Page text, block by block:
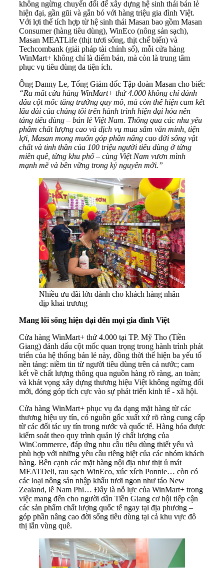
không ngừng chuyển đổi để xây dựng hệ sinh thái bán lẻ
hiện đại, gần gũi và gắn bó với hàng triệu gia đình Việt.
Với lợi thế tích hợp từ hệ sinh thái Masan bao gồm Masan
Consumer (hàng tiêu dùng), WinEco (nông sản sạch),
Masan MEATLife (thịt tươi sống, thịt chế biến) và
Techcombank (giải pháp tài chính số), mỗi cửa hàng
WinMart+ không chỉ là điểm bán, mà còn là trung tâm
phục vụ tiêu dùng đa tiện ích.
Ông Danny Le, Tổng Giám đốc Tập đoàn Masan cho biết:
“Ra mắt cửa hàng WinMart+ thứ 4.000 không chỉ đánh
dấu cột mốc tăng trưởng quy mô, mà còn thể hiện cam kết
lâu dài của chúng tôi trên hành trình hiện đại hóa nền
tảng tiêu dùng – bán lẻ Việt Nam. Thông qua các nhu yếu
phẩm chất lượng cao và dịch vụ mua sắm văn minh, tiện
lợi, Masan mong muốn góp phần nâng cao đời sống vật
chất và tinh thần của 100 triệu người tiêu dùng ở từng
miền quê, từng khu phố – cùng Việt Nam vươn mình
mạnh mẽ và bền vững trong kỷ nguyên mới.”
Nhiều ưu đãi lớn dành cho khách hàng nhân
dịp khai trương
Mang lối sống hiện đại đến mọi gia đình Việt
Cửa hàng WinMart+ thứ 4.000 tại TP. Mỹ Tho (Tiền
Giang) đánh dấu cột mốc quan trọng trong hành trình phát
triển của hệ thống bán lẻ này, đồng thời thể hiện ba yếu tố
nền tảng: niềm tin từ người tiêu dùng trên cả nước; cam
kết về chất lượng thông qua nguồn hàng rõ ràng, an toàn;
và khát vọng xây dựng thương hiệu Việt không ngừng đổi
mới, đóng góp tích cực vào sự phát triển kinh tế - xã hội.
Cửa hàng WinMart+ phục vụ đa dạng mặt hàng từ các
thương hiệu uy tín, có nguồn gốc xuất xứ rõ ràng cung cấp
từ các đối tác uy tín trong nước và quốc tế. Hàng hóa được
kiểm soát theo quy trình quản lý chất lượng của
WinCommerce, đáp ứng nhu cầu tiêu dùng thiết yếu và
phù hợp với những yêu cầu riêng biệt của các nhóm khách
hàng. Bên cạnh các mặt hàng nội địa như thịt ủ mát
MEATDeli, rau sạch WinEco, xúc xích Ponnie… còn có
các loại nông sản nhập khẩu tươi ngon như táo New
Zealand, lê Nam Phi… Đây là nỗ lực của WinMart+ trong
việc mang đến cho người dân Tiền Giang cơ hội tiếp cận
các sản phẩm chất lượng quốc tế ngay tại địa phương –
góp phần nâng cao đời sống tiêu dùng tại cả khu vực đô
thị lẫn vùng quê.